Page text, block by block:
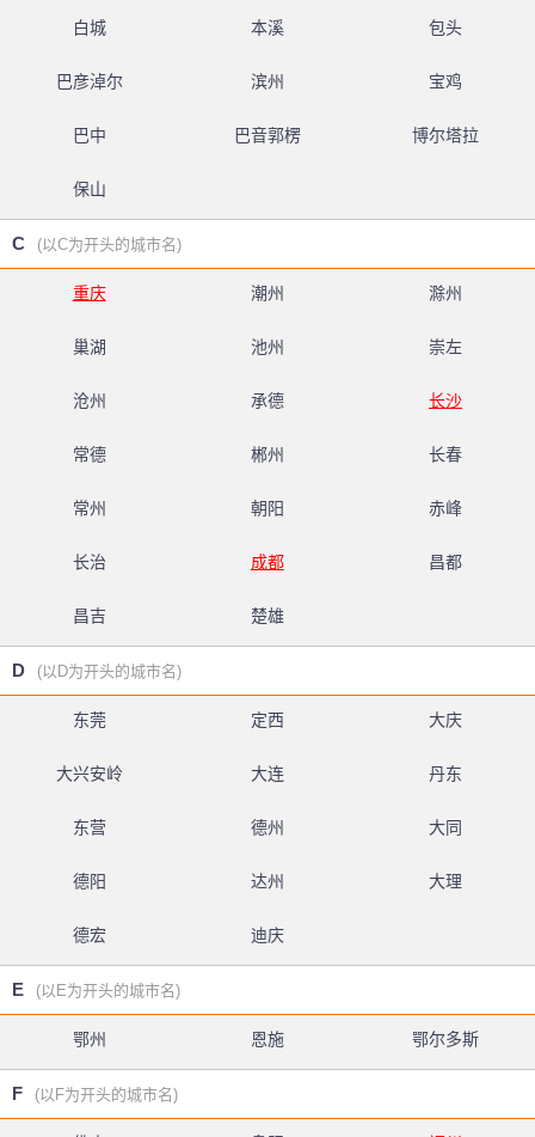
白城 本溪 包头
巴彦淖尔 滨州 宝鸡
巴中 巴音郭楞 博尔塔拉
保山
C (以C为开头的城市名)
重庆 潮州 滁州
巢湖 池州 崇左
沧州 承德 长沙
常德 郴州 长春
常州 朝阳 赤峰
长治 成都 昌都
昌吉 楚雄
D (以D为开头的城市名)
东莞 定西 大庆
大兴安岭 大连 丹东
东营 德州 大同
德阳 达州 大理
德宏 迪庆
E (以E为开头的城市名)
鄂州 恩施 鄂尔多斯
F (以F为开头的城市名)